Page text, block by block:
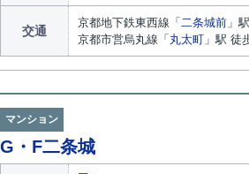
交通
京都地下鉄東西線 「 二条城前 」
京都市営烏丸線 「 丸太町 」駅 徒
マンション
G・F二条城